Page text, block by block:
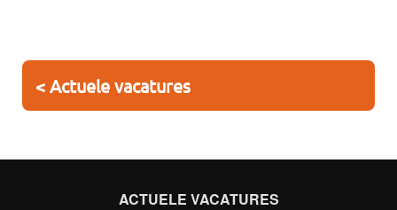
< Actuele vacatures
ACTUELE VACATURES